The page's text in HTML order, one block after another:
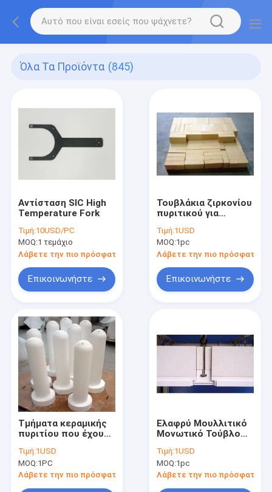
Όλα Τα Προϊόντα (845)
Αντίσταση SIC High
Temperature Fork
Τιμή:10USD/PC
MOQ:1 τεμάχιο
Λάβετε την πιο πρόσφατη τιμή
Επικοινωνήστε
Τουβλάκια ζιρκονίου
πυριτικού για
γυαλιού
Τιμή:1USD
MOQ:1pc
Λάβετε την πιο πρόσφατη
Επικοινωνήστε
Τμήματα κεραμικής
πυριτίου που έχουν
βιομηχανικές
εφαρμογές
Τιμή:1USD
MOQ:1PC
Λάβετε την πιο πρόσφατη τιμή
Ελαφρύ Μουλλιτικό
Μονωτικό Τούβλο
Τιμή:1USD
MOQ:1pc
Λάβετε την πιο πρόσφατη